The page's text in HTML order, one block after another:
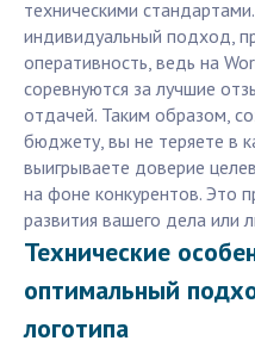
техническими
индивидуальный подход,
оперативность, ведь на
соревнуются за лучшие
отдачей. Таким образом,
бюджету, вы не теряете в
выигрываете доверие
на фоне конкурентов. Это
развития вашего дела или
Технические
оптимальный
логотипа